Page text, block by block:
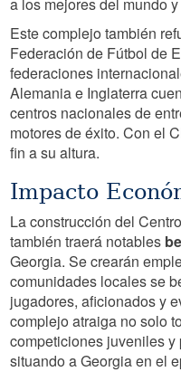
Este complejo también
Federación de Fútbol de
federaciones
Alemania e Inglaterra
centros nacionales de
motores de éxito. Con el
fin a su altura.
Impacto
La construcción del
también traerá notables
Georgia. Se crearán
comunidades locales se
jugadores, aficionados y
complejo atraiga no solo
competiciones juveniles
situando a Georgia en el